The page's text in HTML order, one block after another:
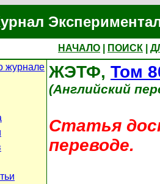
НАЧАЛО ПОИСК
журнале ЖЭТФ, Том
(Английский
Статья
переводе.